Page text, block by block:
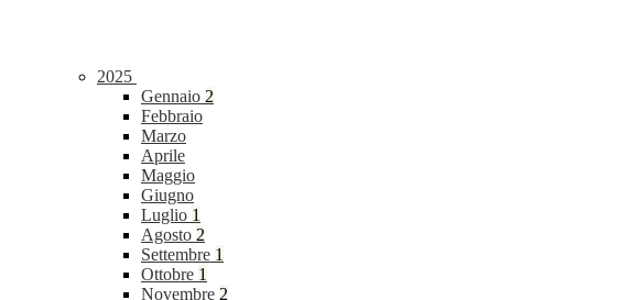
2025
Gennaio 2
Febbraio
Marzo
Aprile
Maggio
Giugno
Luglio 1
Agosto 2
Settembre 1
Ottobre 1
Novembre 2